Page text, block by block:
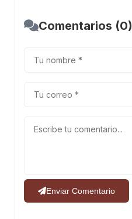
Comentarios (0)
Enviar Comentario